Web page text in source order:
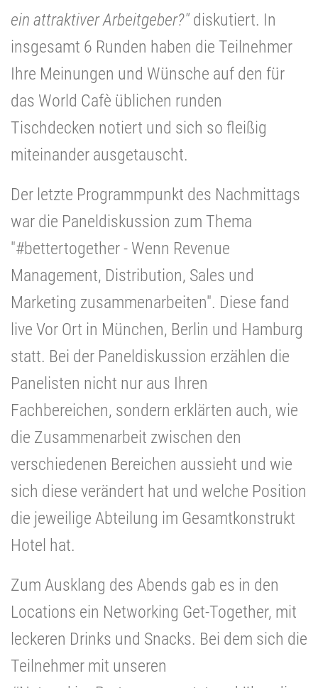
ein attraktiver Arbeitgeber?" diskutiert. In
insgesamt 6 Runden haben die Teilnehmer
Ihre Meinungen und Wünsche auf den für
das World Cafè üblichen runden
Tischdecken notiert und sich so fleißig
miteinander ausgetauscht.
Der letzte Programmpunkt des Nachmittags
war die Paneldiskussion zum Thema
"#bettertogether - Wenn Revenue
Management, Distribution, Sales und
Marketing zusammenarbeiten". Diese fand
live Vor Ort in München, Berlin und Hamburg
statt. Bei der Paneldiskussion erzählen die
Panelisten nicht nur aus Ihren
Fachbereichen, sondern erklärten auch, wie
die Zusammenarbeit zwischen den
verschiedenen Bereichen aussieht und wie
sich diese verändert hat und welche Position
die jeweilige Abteilung im Gesamtkonstrukt
Hotel hat.
Zum Ausklang des Abends gab es in den
Locations ein Networking Get-Together, mit
leckeren Drinks und Snacks. Bei dem sich die
Teilnehmer mit unseren